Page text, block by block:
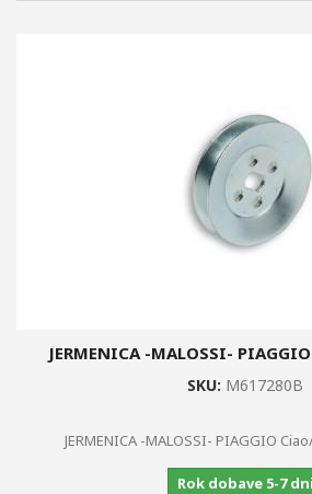
JERMENICA -MALOSSI-
SKU: M617280B
JERMENICA -MALOSSI- PIAGGIO
Rok dobave 5-7 dni